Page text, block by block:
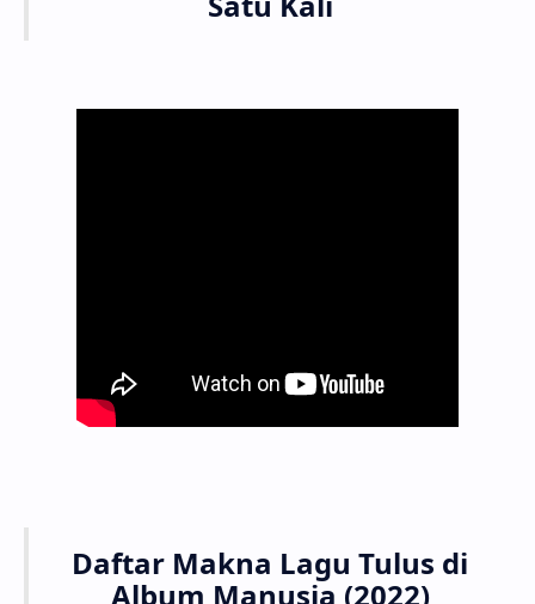
Daftar Makna Lagu Tulus di
Album Manusia (2022)